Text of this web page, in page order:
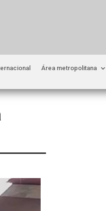
Área metropolitana